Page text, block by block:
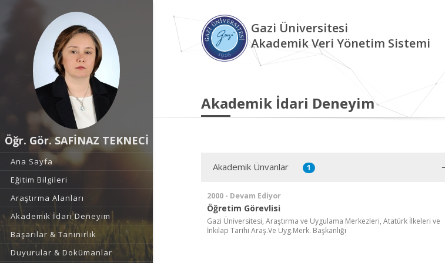
Öğr. Gör. SAFİNAZ TEKNECİ
Ana Sayfa
Eğitim Bilgileri
Araştırma Alanları
Akademik İdari Deneyim
Başarılar & Tanınırlık
Duyurular & Dokümanlar
Gazi Üniversitesi
Akademik Veri Yönetim Sistemi
Akademik İdari Deneyim
Akademik Ünvanlar 1
2000 - Devam Ediyor
Öğretim Görevlisi
Gazi Üniversitesi, Araştırma ve Uygulama Merkezleri, Atatürk İlkeleri ve
İnkılap Tarihi Araş.Ve Uyg.Merk. Başkanlığı